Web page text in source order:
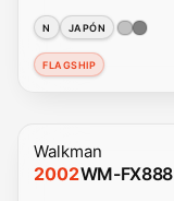
N JAPÓN
FLAGSHIP
Walkman
2002WM-FX888